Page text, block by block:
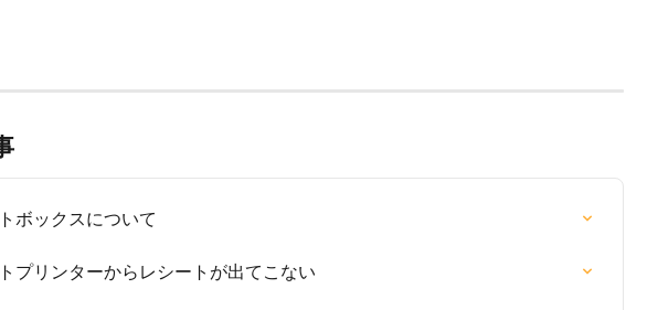
ボックスについて
プリンターからレシートが出てこない